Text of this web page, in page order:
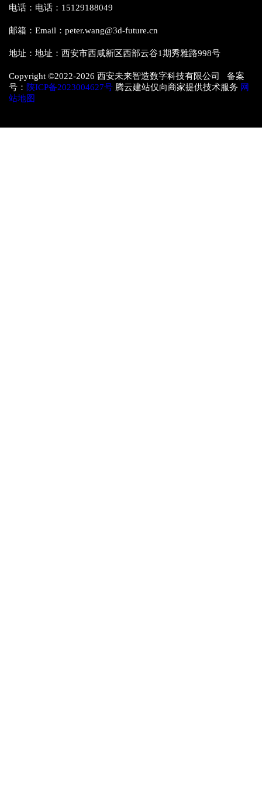
电话：电话：15129188049
邮箱：Email：peter.wang@3d-future.cn
地址：地址：西安市西咸新区西部云谷1期秀雅路998号
Copyright ©2022-2026 西安未来智造数字科技有限公司 备案
号： 陕ICP备2023004627号 腾云建站仅向商家提供技术服务 网
站地图